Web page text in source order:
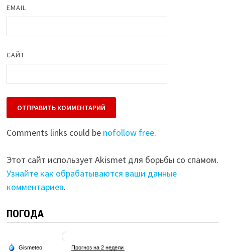
EMAIL
САЙТ
Comments links could be nofollow free.
Этот сайт использует Akismet для борьбы со спамом.
Узнайте как обрабатываются ваши данные
комментариев.
ПОГОДА